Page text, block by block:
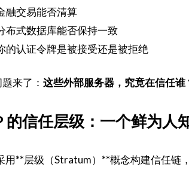
融交易能否清算
布式数据库能否保持一致
的认证令牌是被接受还是被拒绝
来了： 这些外部服务器，究竟在信任谁
的信任层级：一个鲜为人
用**层级（Stratum）**概念构建信任链